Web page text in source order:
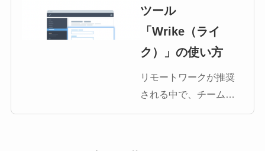
ツール
「Wrike（ライ
ク）」の使い方
リモートワークが推奨
される中で、チームや
プロジェクトの作業を